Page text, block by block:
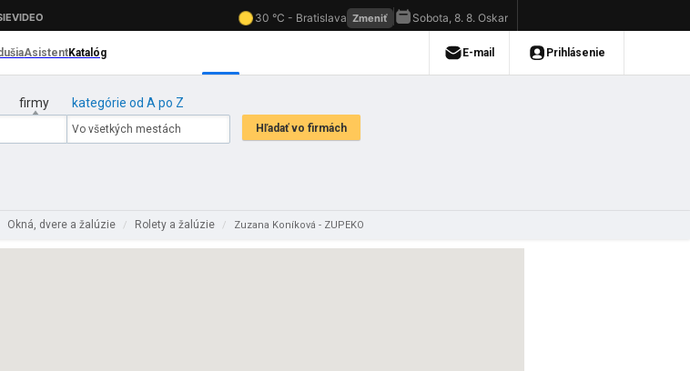
firmy kategórie od A po Z
Okná, dvere a žalúzie / Rolety a žalúzie / Zuzana Koníková - ZUPEKO